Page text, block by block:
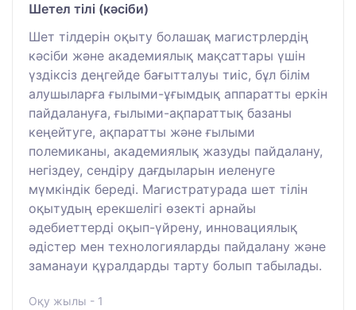
Шетел тілі (кәсіби)
Шет тілдерін оқыту болашақ магистрлердің
кәсіби және академиялық мақсаттары үшін
үздіксіз деңгейде бағытталуы тиіс, бұл білім
алушыларға ғылыми-ұғымдық аппаратты еркін
пайдалануға, ғылыми-ақпараттық базаны
кеңейтуге, ақпаратты және ғылыми
полемиканы, академиялық жазуды пайдалану,
негіздеу, сендіру дағдыларын иеленуге
мүмкіндік береді. Магистратурада шет тілін
оқытудың ерекшелігі өзекті арнайы
әдебиеттерді оқып-үйрену, инновациялық
әдістер мен технологияларды пайдалану және
заманауи құралдарды тарту болып табылады.
Оқу жылы - 1